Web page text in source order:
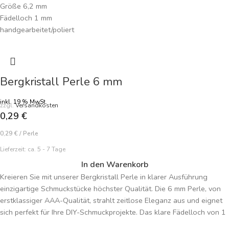
Größe 6,2 mm
Fädelloch 1 mm
handgearbeitet/poliert
Bergkristall Perle 6 mm
inkl. 19 % MwSt.
zzgl.Versandkosten
0,29 €
0,29 € / Perle
Lieferzeit: ca. 5 - 7 Tage
In den Warenkorb
Kreieren Sie mit unserer Bergkristall Perle in klarer Ausführung
einzigartige Schmuckstücke höchster Qualität. Die 6 mm Perle, von
erstklassiger AAA-Qualität, strahlt zeitlose Eleganz aus und eignet
sich perfekt für Ihre DIY-Schmuckprojekte. Das klare Fädelloch von 1